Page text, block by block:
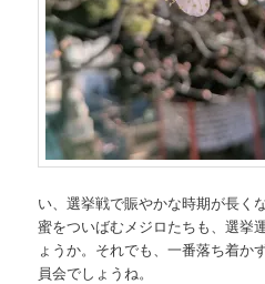
い、選挙戦で賑やかな時期が長く
蜜をついばむメジロたちも、選挙
ょうか。それでも、一番落ち着か
員会でしょうね。